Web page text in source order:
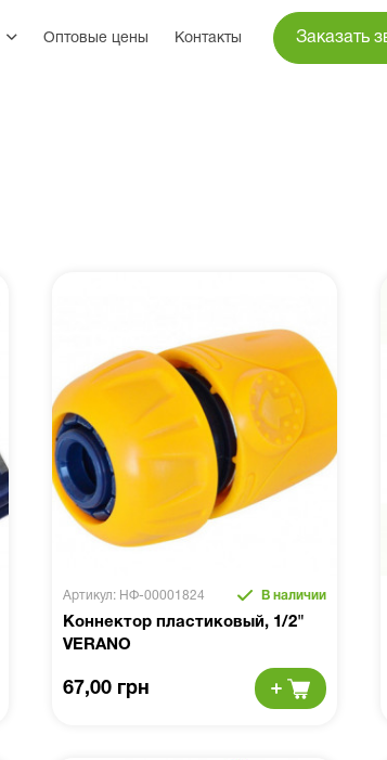
Оптовые цены Контакты Заказать
Артикул: НФ-00001824 В наличии
Коннектор пластиковый, 1/2"
VERANO
67,00 грн